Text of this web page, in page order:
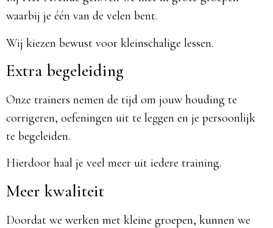
waarbij je één van de velen bent.
Wij kiezen bewust voor kleinschalige lessen.
Extra begeleiding
Onze trainers nemen de tijd om jouw houding te
corrigeren, oefeningen uit te leggen en je persoonlijk
te begeleiden.
Hierdoor haal je veel meer uit iedere training.
Meer kwaliteit
Doordat we werken met kleine groepen, kunnen we